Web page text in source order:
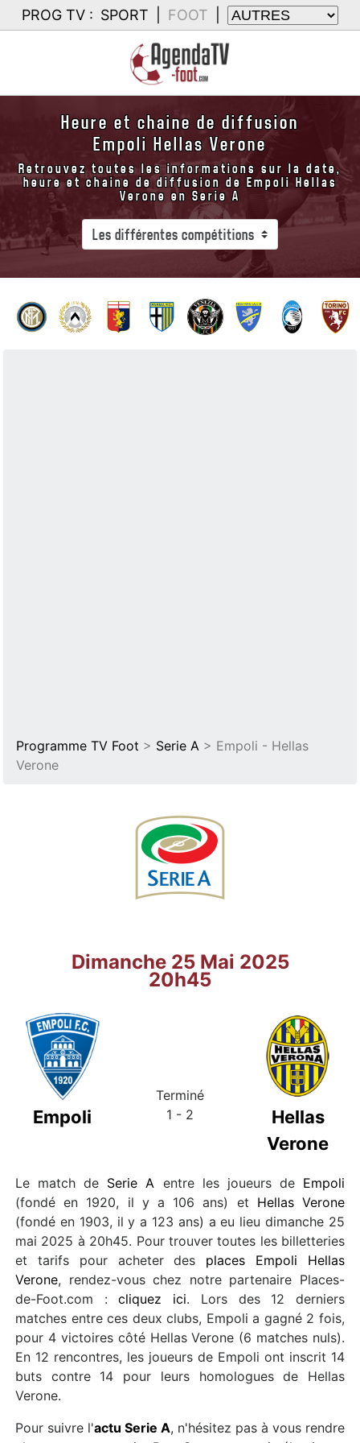
PROG TV : SPORT FOOT
Heure et chaine de diffusion
Empoli Hellas Verone
Retrouvez toutes les informations sur la date,
heure et chaine de diffusion de Empoli Hellas
Verone en Serie A
Programme TV Foot > Serie A > Empoli - Hellas
Verone
Dimanche 25 Mai 2025
20h45
Empoli
Terminé
1 - 2
Hellas
Verone
Le match de Serie A entre les joueurs de Empoli
(fondé en 1920, il y a 106 ans) et Hellas Verone
(fondé en 1903, il y a 123 ans) a eu lieu dimanche 25
mai 2025 à 20h45. Pour trouver toutes les billetteries
et tarifs pour acheter des places Empoli Hellas
Verone, rendez-vous chez notre partenaire Places-
de-Foot.com :cliquez ici. Lors des 12 derniers
matches entre ces deux clubs, Empoli a gagné 2 fois,
pour 4 victoires côté Hellas Verone (6 matches nuls).
En 12 rencontres, les joueurs de Empoli ont inscrit 14
buts contre 14 pour leurs homologues de Hellas
Verone.
Pour suivre l'actu Serie A, n'hésitez pas à vous rendre